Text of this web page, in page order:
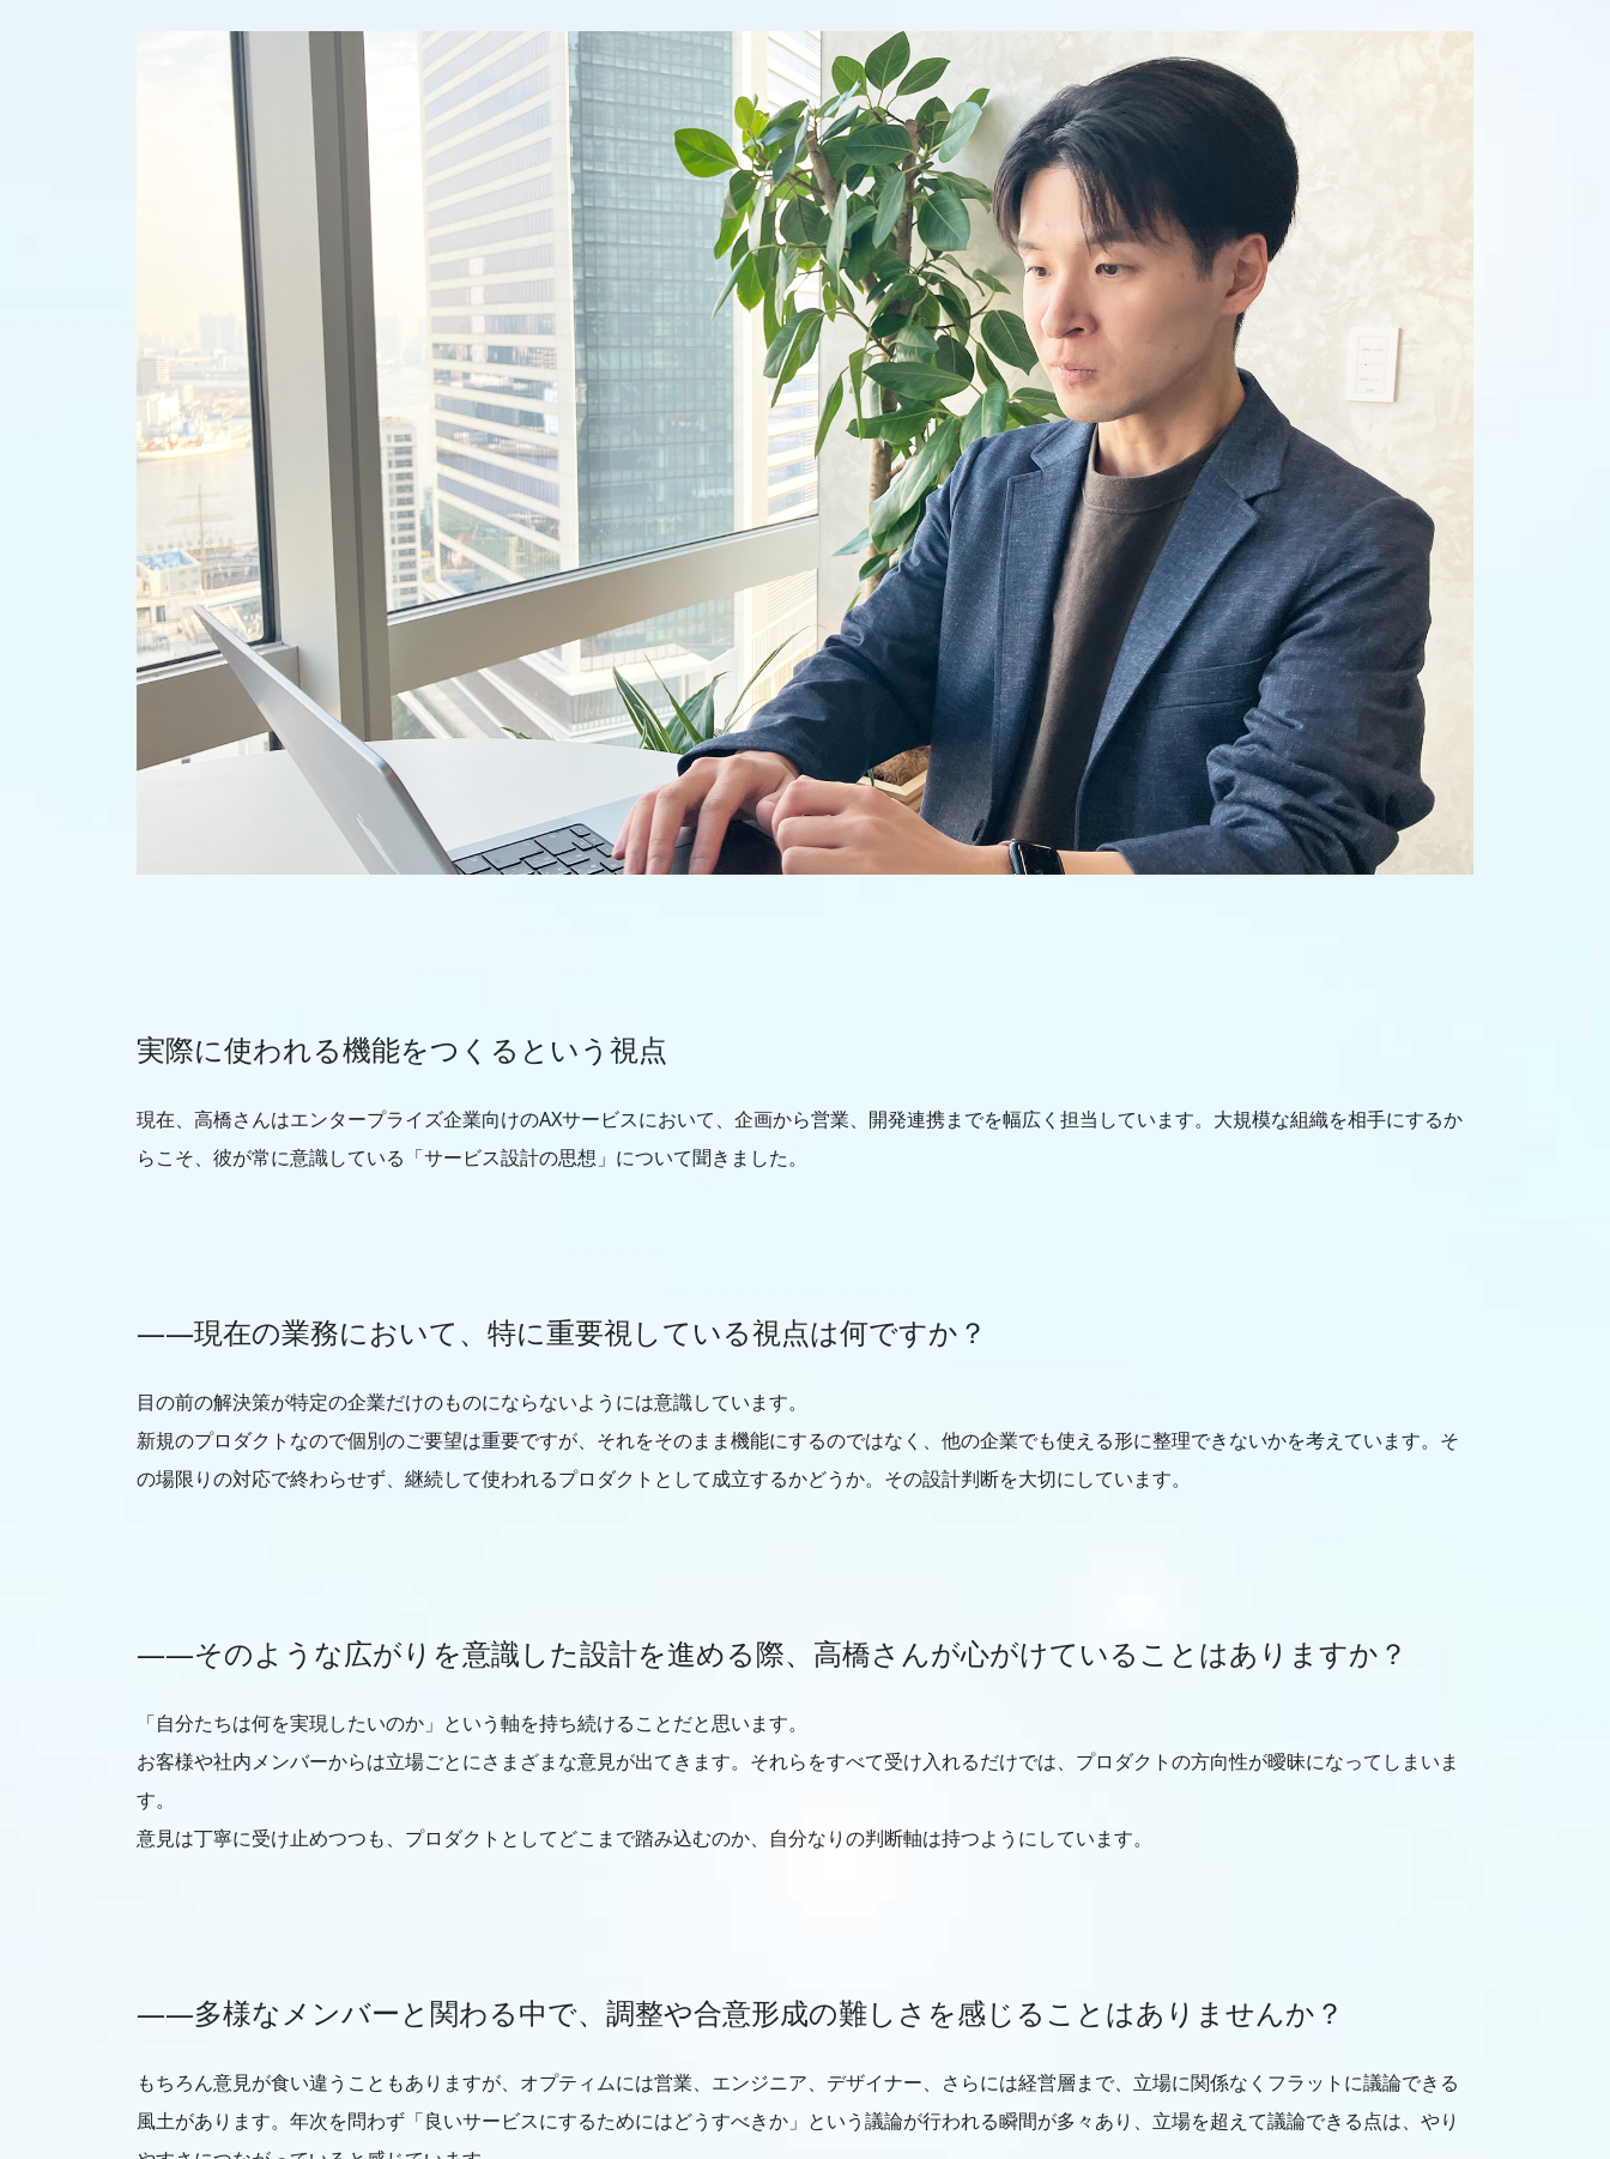
実際に使われる機能をつくるという視点
現在、高橋さんはエンタープライズ企業向けのAXサービスにおいて、企画から営業、開発連携までを幅広く担当しています。大規模な組織を相手にするか
らこそ、彼が常に意識している「サービス設計の思想」について聞きました。
――現在の業務において、特に重要視している視点は何ですか？
目の前の解決策が特定の企業だけのものにならないようには意識しています。
新規のプロダクトなので個別のご要望は重要ですが、それをそのまま機能にするのではなく、他の企業でも使える形に整理できないかを考えています。そ
の場限りの対応で終わらせず、継続して使われるプロダクトとして成立するかどうか。その設計判断を大切にしています。
――そのような広がりを意識した設計を進める際、高橋さんが心がけていることはありますか？
「自分たちは何を実現したいのか」という軸を持ち続けることだと思います。
お客様や社内メンバーからは立場ごとにさまざまな意見が出てきます。それらをすべて受け入れるだけでは、プロダクトの方向性が曖昧になってしまいま
す。
意見は丁寧に受け止めつつも、プロダクトとしてどこまで踏み込むのか、自分なりの判断軸は持つようにしています。
――多様なメンバーと関わる中で、調整や合意形成の難しさを感じることはありませんか？
もちろん意見が食い違うこともありますが、オプティムには営業、エンジニア、デザイナー、さらには経営層まで、立場に関係なくフラットに議論できる
風土があります。年次を問わず「良いサービスにするためにはどうすべきか」という議論が行われる瞬間が多々あり、立場を超えて議論できる点は、やり